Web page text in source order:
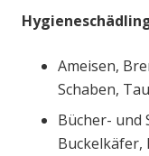
Ameisen,
Schaben,
Bücher- und
Buckelkäfer,